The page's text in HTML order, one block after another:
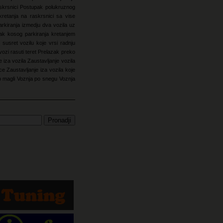
Postupak polukruznog
na raskrsnici sa vise
izmedju dva vozila uz
kosog parkiranja kretanjem
susret vozilu koje vrsi radnju
rasuti teret Prelazak preko
iza vozila Zaustavljanje vozila
Zaustavljanje iza vozila koje
magli Voznja po snegu Voznja